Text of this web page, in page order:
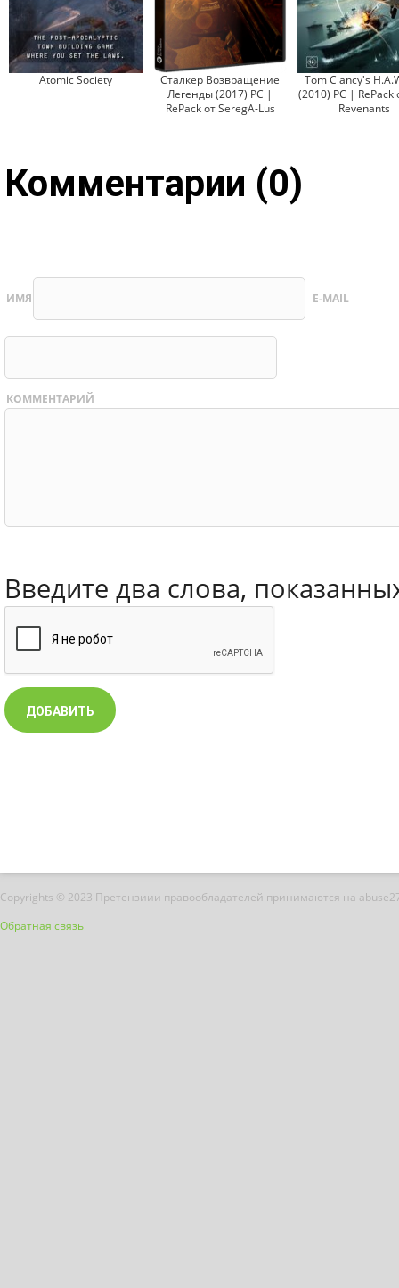
Atomic Society
Сталкер Возвращение
Легенды (2017) PC |
RePack от SeregA-Lus
Tom Clancy's
(2010) PC | RePack
Revenants
Комментарии (0)
ИМЯ E-MAIL
КОММЕНТАРИЙ
Введите два слова,
Copyrights © 2023 Претензиии правообладателей принимаются на
Обратная связь